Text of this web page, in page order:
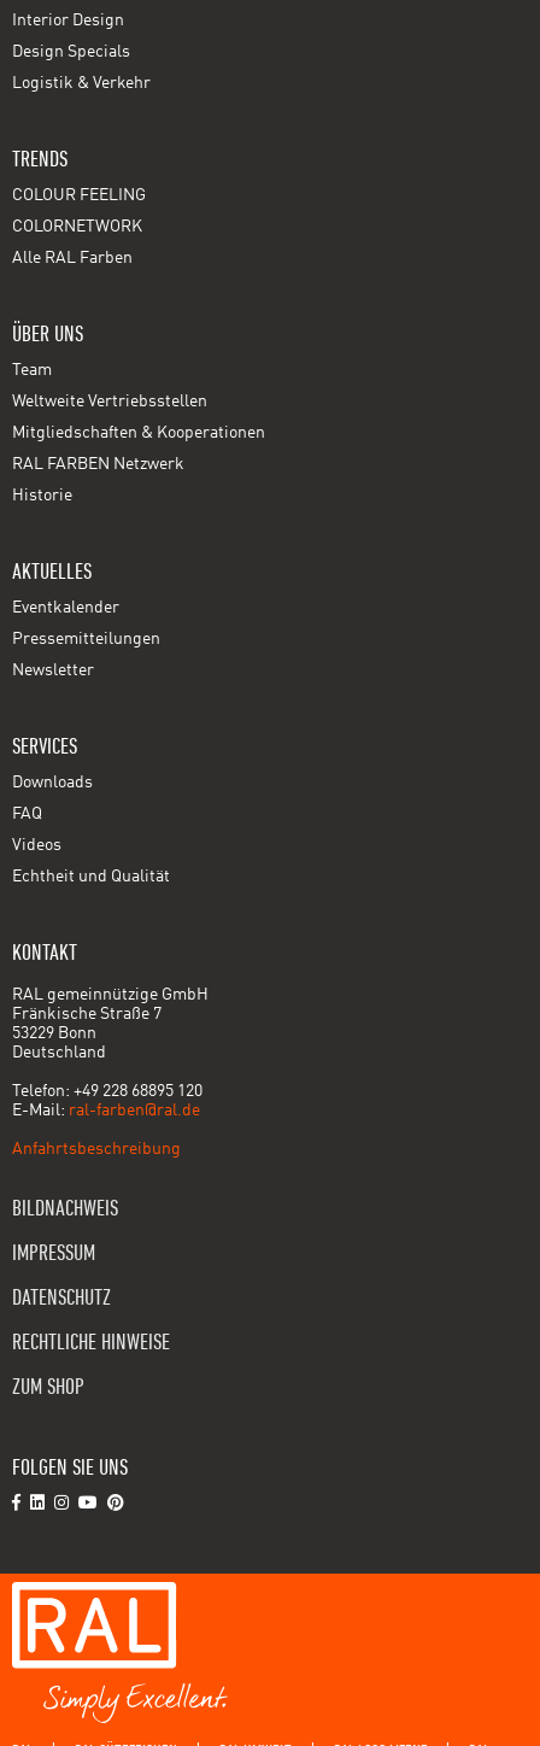
Interior Design
Design Specials
Logistik & Verkehr
TRENDS
COLOUR FEELING
COLORNETWORK
Alle RAL Farben
ÜBER UNS
Team
Weltweite Vertriebsstellen
Mitgliedschaften & Kooperationen
RAL FARBEN Netzwerk
Historie
AKTUELLES
Eventkalender
Pressemitteilungen
Newsletter
SERVICES
Downloads
FAQ
Videos
Echtheit und Qualität
KONTAKT
RAL gemeinnützige GmbH
Fränkische Straße 7
53229 Bonn
Deutschland
Telefon: +49 228 68895 120
E-Mail: ral-farben@ral.de
Anfahrtsbeschreibung
BILDNACHWEIS
IMPRESSUM
DATENSCHUTZ
RECHTLICHE HINWEISE
ZUM SHOP
FOLGEN SIE UNS